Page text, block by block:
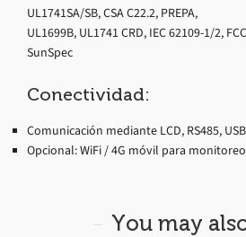
UL1741SA/SB, CSA C22.2, PREPA,
UL1699B, UL1741 CRD, IEC 62109-1/2,
SunSpec
Conectividad:
Comunicación mediante LCD, RS485, USB
Opcional: WiFi / 4G móvil para
You may